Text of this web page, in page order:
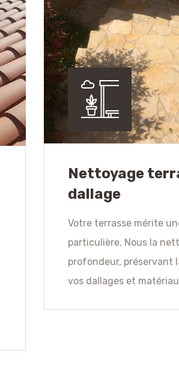
Nettoyage
dallage
Votre terrasse mérite
particulière. Nous la
profondeur, préservant
vos dallages et